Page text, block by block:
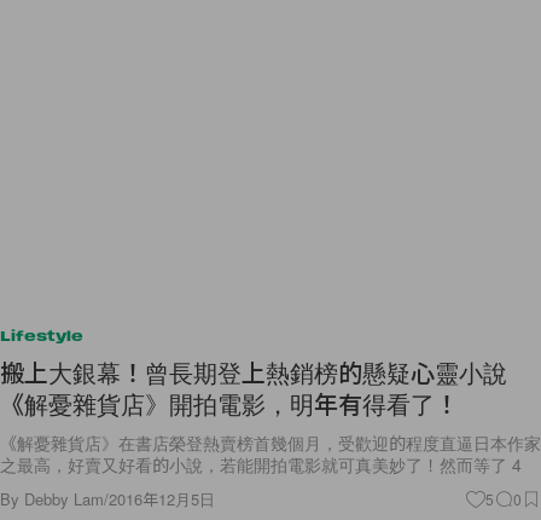
Lifestyle
搬上大銀幕！曾長期登上熱銷榜的懸疑心靈小說
《解憂雜貨店》開拍電影，明年有得看了！
《解憂雜貨店》在書店榮登熱賣榜首幾個月，受歡迎的程度直逼日本作家
之最高，好賣又好看的小說，若能開拍電影就可真美妙了！然而等了 4
By Debby Lam/2016年12月5日 5 0